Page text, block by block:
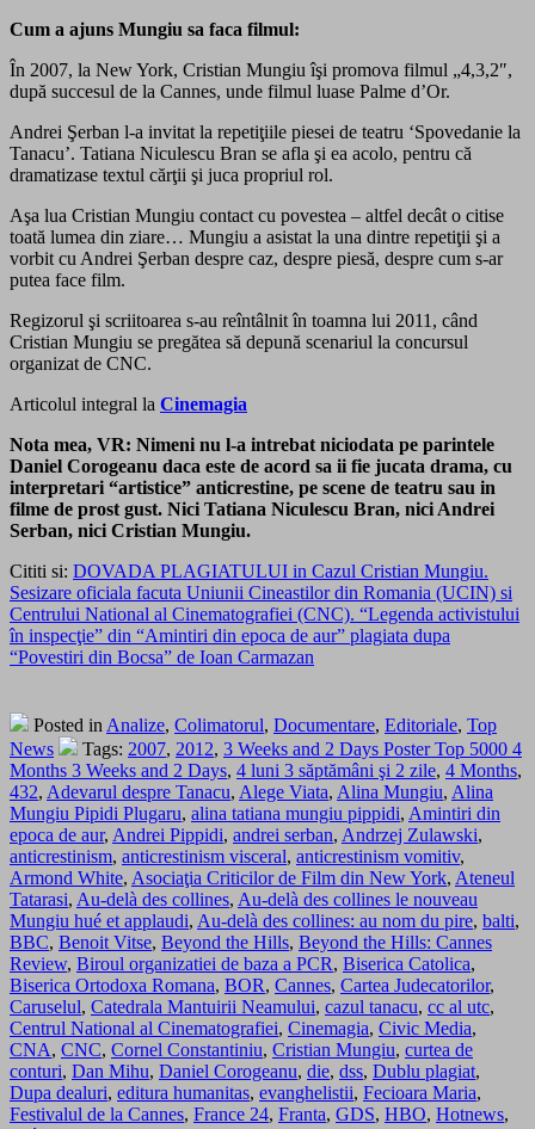
Cum a ajuns Mungiu sa faca filmul:
În 2007, la New York, Cristian Mungiu îşi promova filmul „4,3,2″,
după succesul de la Cannes, unde filmul luase Palme d’Or.
Andrei Şerban l-a invitat la repetiţiile piesei de teatru ‘Spovedanie la
Tanacu’. Tatiana Niculescu Bran se afla şi ea acolo, pentru că
dramatizase textul cărţii şi juca propriul rol.
Aşa lua Cristian Mungiu contact cu povestea – altfel decât o citise
toată lumea din ziare… Mungiu a asistat la una dintre repetiţii şi a
vorbit cu Andrei Şerban despre caz, despre piesă, despre cum s-ar
putea face film.
Regizorul şi scriitoarea s-au reîntâlnit în toamna lui 2011, când
Cristian Mungiu se pregătea să depună scenariul la concursul
organizat de CNC.
Articolul integral la Cinemagia
Nota mea, VR: Nimeni nu l-a intrebat niciodata pe parintele
Daniel Corogeanu daca este de acord sa ii fie jucata drama, cu
interpretari “artistice” anticrestine, pe scene de teatru sau in
filme de prost gust. Nici Tatiana Niculescu Bran, nici Andrei
Serban, nici Cristian Mungiu.
Cititi si: DOVADA PLAGIATULUI in Cazul Cristian Mungiu.
Sesizare oficiala facuta Uniunii Cineastilor din Romania (UCIN) si
Centrului National al Cinematografiei (CNC). “Legenda activistului
în inspecţie” din “Amintiri din epoca de aur” plagiata dupa
“Povestiri din Bocsa” de Ioan Carmazan
Posted in Analize, Colimatorul, Documentare, Editoriale, Top
News
Tags: 2007, 2012, 3 Weeks and 2 Days Poster Top 5000 4
Months 3 Weeks and 2 Days, 4 luni 3 săptămâni şi 2 zile, 4 Months,
432, Adevarul despre Tanacu, Alege Viata, Alina Mungiu, Alina
Mungiu Pipidi Plugaru, alina tatiana mungiu pippidi, Amintiri din
epoca de aur, Andrei Pippidi, andrei serban, Andrzej Zulawski,
anticrestinism, anticrestinism visceral, anticrestinism vomitiv,
Armond White, Asociaţia Criticilor de Film din New York, Ateneul
Tatarasi, Au-delà des collines, Au-delà des collines le nouveau
Mungiu hué et applaudi, Au-delà des collines: au nom du pire, balti,
BBC, Benoit Vitse, Beyond the Hills, Beyond the Hills: Cannes
Review, Biroul organizatiei de baza a PCR, Biserica Catolica,
Biserica Ortodoxa Romana, BOR, Cannes, Cartea Judecatorilor,
Caruselul, Catedrala Mantuirii Neamului, cazul tanacu, cc al utc,
Centrul National al Cinematografiei, Cinemagia, Civic Media,
CNA, CNC, Cornel Constantiniu, Cristian Mungiu, curtea de
conturi, Dan Mihu, Daniel Corogeanu, die, dss, Dublu plagiat,
Dupa dealuri, editura humanitas, evanghelistii, Fecioara Maria,
Festivalul de la Cannes, France 24, Franta, GDS, HBO, Hotnews,